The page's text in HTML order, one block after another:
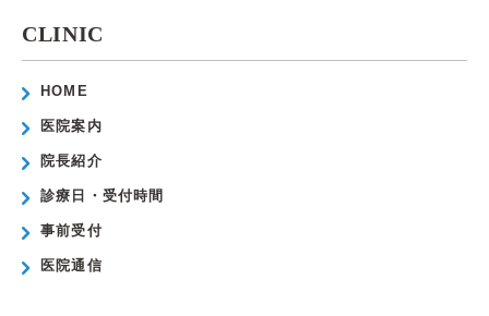
CLINIC
HOME
医院案内
院長紹介
診療日・受付時間
事前受付
医院通信